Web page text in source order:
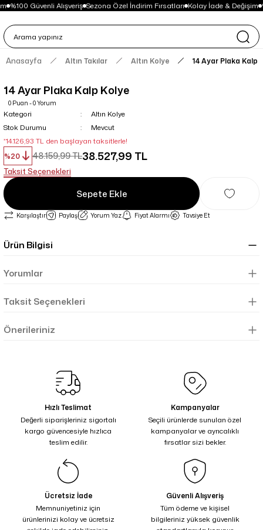
%100 Güvenli Alışveriş Sezona Özel İndirim Fırsatları Kolay İade & Değişim
Anasayfa Altın Takılar Altın Kolye 14 Ayar Plaka Kalp
14 Ayar Plaka Kalp Kolye
0 Puan - 0 Yorum
Kategori
Altın Kolye
Stok Durumu
Mevcut
*14.126,93 TL den başlayan taksitlerle!
%20
48.159,99 TL38.527,99 TL
Taksit Seçenekleri
Sepete Ekle
Karşılaştır Paylaş Yorum Yaz Fiyat Alarmı Tavsiye Et
Ürün Bilgisi
Yorumlar
Taksit Seçenekleri
Önerileriniz
Hızlı Teslimat
Değerli siparişleriniz sigortalı
kargo güvencesiyle hızlıca
teslim edilir.
Kampanyalar
Seçili ürünlerde sunulan özel
kampanyalar ve ayrıcalıklı
fırsatlar sizi bekler.
Ücretsiz İade
Memnuniyetiniz için
ürünlerinizi kolay ve ücretsiz
Güvenli Alışveriş
Tüm ödeme ve kişisel
bilgileriniz yüksek güvenlik